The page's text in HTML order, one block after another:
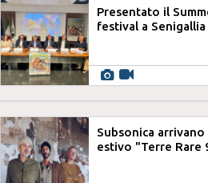
Presentato il
festival a
Subsonica
estivo "Terre Rare